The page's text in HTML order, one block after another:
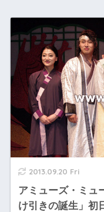
2013.09.20 Fri
アミューズ・ミュ
け引きの誕生」初